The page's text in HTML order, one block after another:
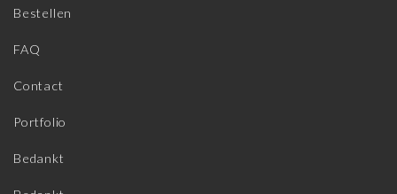
Bestellen
FAQ
Contact
Portfolio
Bedankt